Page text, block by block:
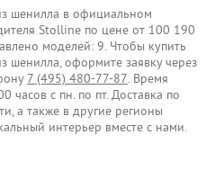
шенилла в официальном
Stolline по цене от 100 190
моделей: 9. Чтобы купить
шенилла, оформите заявку через
7 (495) 480-77-87. Время
часов с пн. по пт. Доставка по
а также в другие регионы
интерьер вместе с нами.